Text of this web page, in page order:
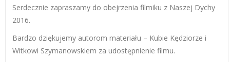
Serdecznie zapraszamy do obejrzenia filmiku z Naszej Dychy
2016.
Bardzo dziękujemy autorom materiału – Kubie Kędziorze i
Witkowi Szymanowskiem za udostępnienie filmu.